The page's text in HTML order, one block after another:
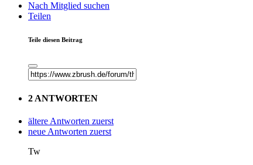
Nach Mitglied suchen
Teilen
Teile diesen Beitrag
2 ANTWORTEN
ältere Antworten zuerst
neue Antworten zuerst
Tw